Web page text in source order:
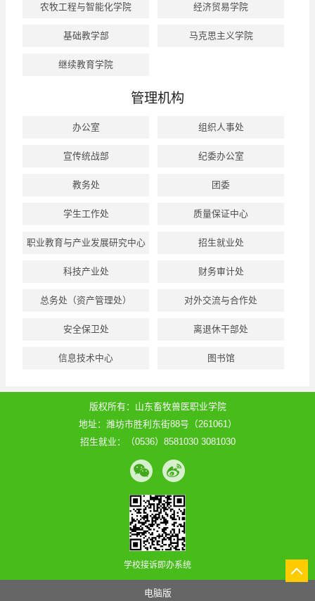
农牧工程与智能化学院 经济贸易学院
基础教学部 马克思主义学院
继续教育学院
管理机构
办公室 组织人事处
宣传统战部 纪委办公室
教务处 团委
学生工作处 质量保证中心
职业教育与产业发展研究中心 招生就业处
科技产业处 财务审计处
总务处（资产管理处） 对外交流与合作处
安全保卫处 离退休干部处
信息技术中心 图书馆
版权所有：山东畜牧兽医职业学院
地址：潍坊市胜利东街88号（261061）
招生就业：（0536）8581030 3081030
学校接诉即办系统
电脑版